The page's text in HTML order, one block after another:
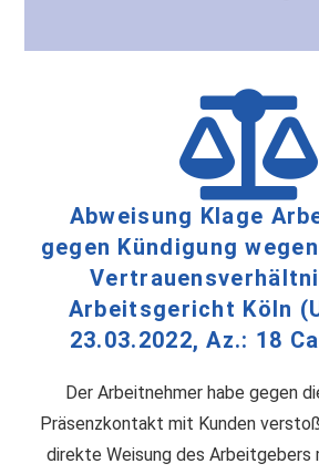
Abweisung Klage
gegen Kündigung
Arbeitsgericht Köln
23.03.2022, Az.: 18
Der Arbeitnehmer habe gegen
Präsenzkontakt mit Kunden
direkte Weisung des Arbeitgebers